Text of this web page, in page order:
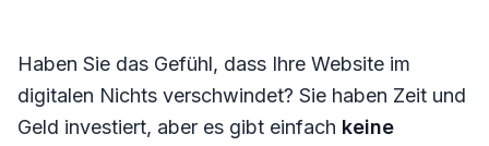
Haben Sie das Gefühl, dass Ihre Website im
digitalen Nichts verschwindet? Sie haben Zeit und
Geld investiert, aber es gibt einfach keine